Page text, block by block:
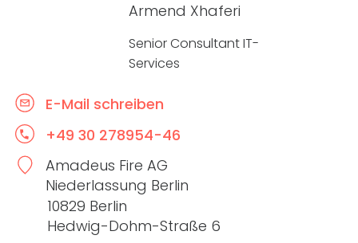
Armend Xhaferi
Senior Consultant IT-
Services
E-Mail schreiben
+49 30 278954-46
Amadeus Fire AG
Niederlassung Berlin
10829 Berlin
Hedwig-Dohm-Straße 6